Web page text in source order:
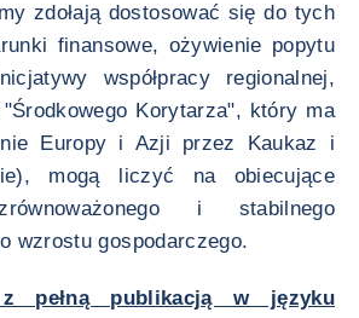
zdołają dostosować się do tych
finansowe, ożywienie popytu
współpracy regionalnej,
Korytarza", który ma
Europy i Azji przez Kaukaz i
mogą liczyć na obiecujące
i stabilnego
wzrostu gospodarczego.
pełną publikacją w języku